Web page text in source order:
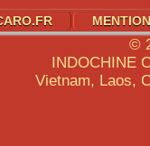
©
INDOCHINE
Vietnam, Laos,